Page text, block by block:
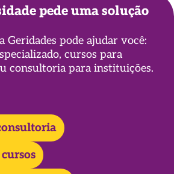
pede uma solução
Geridades pode ajudar você:
cursos para
consultoria para instituições.